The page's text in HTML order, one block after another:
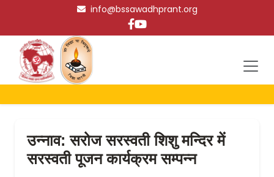
info@bssawadhprant.org
उन्नाव: सरोज सरस्वती शिशु मन्दिर में
सरस्वती पूजन कार्यक्रम सम्पन्न